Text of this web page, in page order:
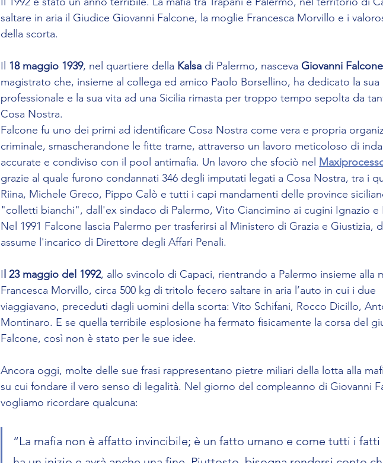
saltare in aria il Giudice Giovanni Falcone, la moglie Francesca Morvillo e i
della scorta.
Il 18 maggio 1939, nel quartiere della Kalsa di Palermo, nasceva Giovanni Falcone
magistrato che, insieme al collega ed amico Paolo Borsellino, ha dedicato la sua
professionale e la sua vita ad una Sicilia rimasta per troppo tempo sepolta da
Cosa Nostra.
Falcone fu uno dei primi ad identificare Cosa Nostra come vera e propria
criminale, smascherandone le fitte trame, attraverso un lavoro meticoloso di
accurate e condiviso con il pool antimafia. Un lavoro che sfociò nel
grazie al quale furono condannati 346 degli imputati legati a Cosa Nostra, tra i
Riina, Michele Greco, Pippo Calò e tutti i capi mandamenti delle province
"colletti bianchi", dall'ex sindaco di Palermo, Vito Ciancimino ai cugini Ignazio e
Nel 1991 Falcone lascia Palermo per trasferirsi al Ministero di Grazia e Giustizia,
assume l'incarico di Direttore degli Affari Penali.
I l 23 maggio del 1992, allo svincolo di Capaci, rientrando a Palermo insieme alla
Francesca Morvillo, circa 500 kg di tritolo fecero saltare in aria l’auto in cui i due
viaggiavano, preceduti dagli uomini della scorta: Vito Schifani, Rocco Dicillo,
Montinaro. E se quella terribile esplosione ha fermato fisicamente la corsa del
Falcone, così non è stato per le sue idee.
Ancora oggi, molte delle sue frasi rappresentano pietre miliari della lotta alla
su cui fondare il vero senso di legalità. Nel giorno del compleanno di Giovanni
vogliamo ricordare qualcuna:
“La mafia non è affatto invincibile; è un fatto umano e come tutti i fatti